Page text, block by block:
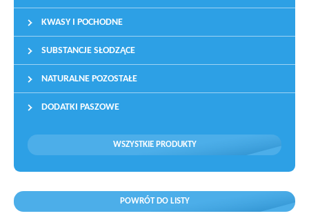
KWASY I POCHODNE
SUBSTANCJE SŁODZĄCE
NATURALNE POZOSTAŁE
DODATKI PASZOWE
WSZYSTKIE PRODUKTY
POWRÓT DO LISTY